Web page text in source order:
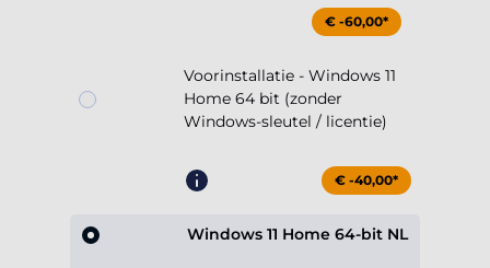
€ -60,00*
Voorinstallatie - Windows 11
Home 64 bit (zonder
Windows-sleutel / licentie)
€ -40,00*
Windows 11 Home 64-bit NL